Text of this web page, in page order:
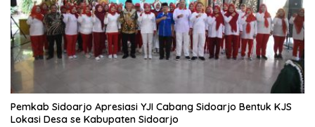
Pemkab Sidoarjo Apresiasi YJI Cabang Sidoarjo Bentuk KJS
Lokasi Desa se Kabupaten Sidoarjo